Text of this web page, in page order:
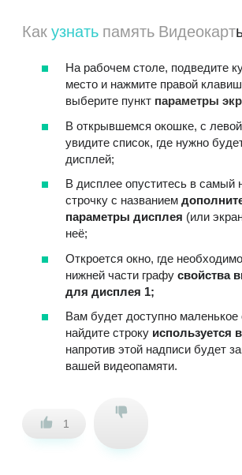
Какузнать память Видеокарт
На рабочем столе, подведите
место и нажмите правой
выберите пункт параметры
В открывшемся окошке, с
увидите список, где нужно
дисплей;
В дисплее опуститесь в самый
строчку с названием
параметры дисплея (или
неё;
Откроется окно, где
нижней части графу свойства
для дисплея 1;
Вам будет доступно
найдите строку используется
напротив этой надписи будет
вашей видеопамяти.
1